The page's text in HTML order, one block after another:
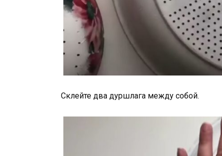
Склейте два дуршлага между собой.